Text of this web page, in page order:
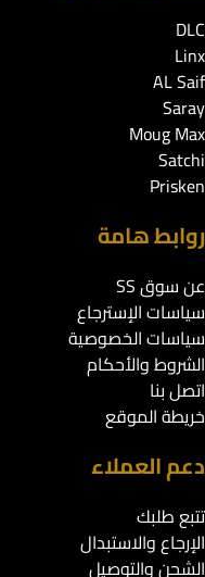
DLC
Linx
AL Saif
Saray
Moug Max
Satchi
Prisken
روابط هامة
عن سوق SS
سياسات الإسترجاع
سياسات الخصوصية
الشروط والأحكام
اتصل بنا
خريطة الموقع
دعم العملاء
تتبع طلبك
الإرجاع والاستبدال
الشحن والتوصيل